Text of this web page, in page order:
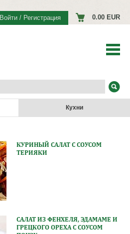
Войти / Регистрация 0.00 EUR
Кухни
КУРИНЫЙ САЛАТ С СОУСОМ
ТЕРИЯКИ
САЛАТ ИЗ ФЕНХЕЛЯ, ЭДАМАМЕ И
ГРЕЦКОГО ОРЕХА С СОУСОМ